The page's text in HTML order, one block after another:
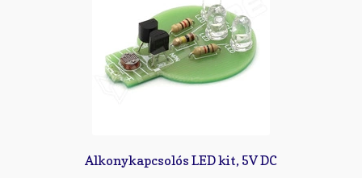
Alkonykapcsolós LED kit, 5V DC